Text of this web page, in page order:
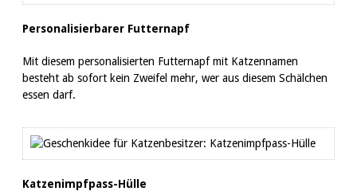
Personalisierbarer Futternapf
Mit diesem personalisierten Futternapf mit Katzennamen
besteht ab sofort kein Zweifel mehr, wer aus diesem Schälchen
essen darf.
Katzenimpfpass-Hülle